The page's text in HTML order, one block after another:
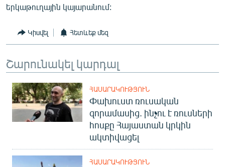
«Ազատության» բոլոր կայքերը
երկաթուղային կայարանում:
Կիսվել Հետևեք մեզ
Շարունակել կարդալ
ՀԱՍԱՐԱԿՈՒԹՅՈՒՆ
Փախուստ ռուսական
զորամասից. ինչու է ռուսների
հոսքը Հայաստան կրկին
ակտիվացել
ՀԱՍԱՐԱԿՈՒԹՅՈՒՆ